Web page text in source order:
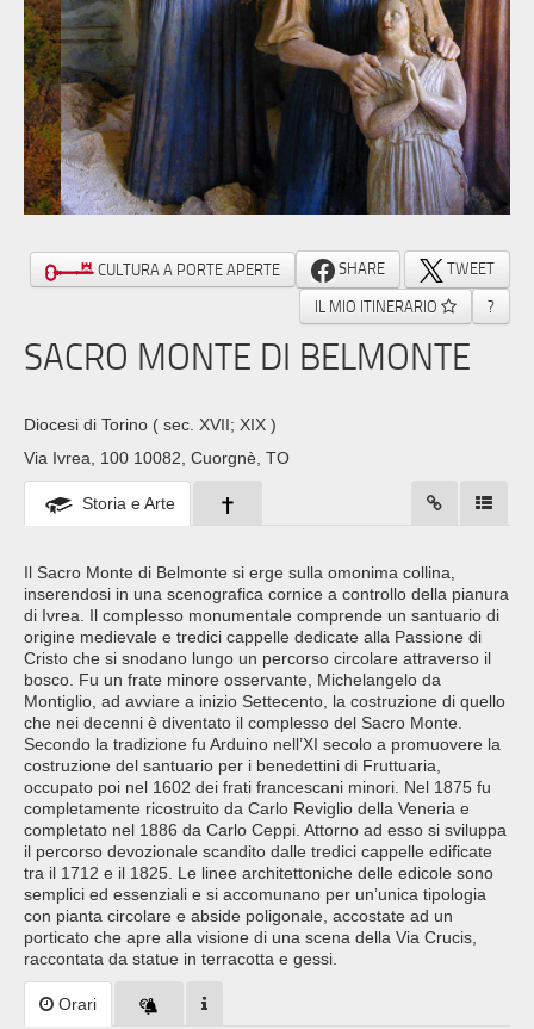
CULTURA A PORTE APERTE SHARE
TWEET
IL MIO ITINERARIO
?
SACRO MONTE DI BELMONTE
Diocesi di Torino ( sec. XVII; XIX )
Via Ivrea, 100 10082, Cuorgnè, TO
Storia e Arte
Il Sacro Monte di Belmonte si erge sulla omonima collina,
inserendosi in una scenografica cornice a controllo della pianura
di Ivrea. Il complesso monumentale comprende un santuario di
origine medievale e tredici cappelle dedicate alla Passione di
Cristo che si snodano lungo un percorso circolare attraverso il
bosco. Fu un frate minore osservante, Michelangelo da
Montiglio, ad avviare a inizio Settecento, la costruzione di quello
che nei decenni è diventato il complesso del Sacro Monte.
Secondo la tradizione fu Arduino nell’XI secolo a promuovere la
costruzione del santuario per i benedettini di Fruttuaria,
occupato poi nel 1602 dei frati francescani minori. Nel 1875 fu
completamente ricostruito da Carlo Reviglio della Veneria e
completato nel 1886 da Carlo Ceppi. Attorno ad esso si sviluppa
il percorso devozionale scandito dalle tredici cappelle edificate
tra il 1712 e il 1825. Le linee architettoniche delle edicole sono
semplici ed essenziali e si accomunano per un’unica tipologia
con pianta circolare e abside poligonale, accostate ad un
porticato che apre alla visione di una scena della Via Crucis,
raccontata da statue in terracotta e gessi.
Orari